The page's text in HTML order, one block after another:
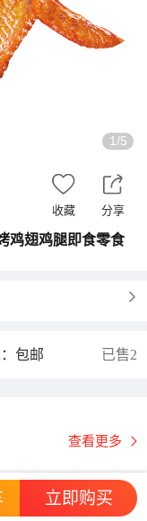
1/5
收藏 分享
鸡翅鸡腿即食零食
包邮 已售2
查看更多
浓，挺好的，老少皆
立即购买